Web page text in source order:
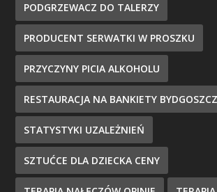
PODGRZEWACZ DO TALERZY
PRODUCENT SERWATKI W PROSZKU
PRZYCZYNY PICIA ALKOHOLU
RESTAURACJA NA BANKIETY BYDGOSZCZ
STATYSTYKI UZALEŻNIEŃ
SZTUĆCE DLA DZIECKA CENY